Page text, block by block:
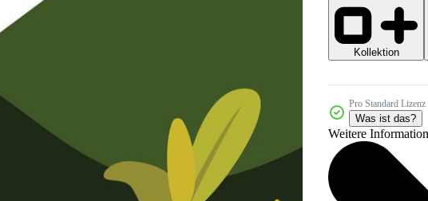
Kollektion
Pro Standard Lizenz
Was ist das?
Weitere